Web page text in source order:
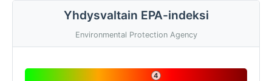
Yhdysvaltain EPA-indeksi
Environmental Protection Agency
4